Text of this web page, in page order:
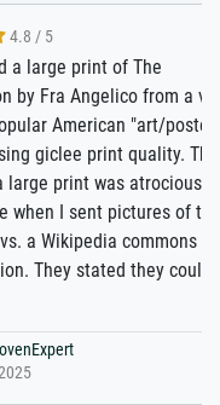
from a very
poster"
The
They
of the
couldn't